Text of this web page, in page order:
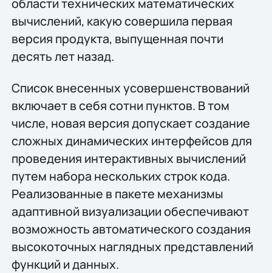
области технических математических
вычислений, какую совершила первая
версия продукта, выпущенная почти
десять лет назад.
Список внесенных усовершенствований
включает в себя сотни пунктов. В том
числе, новая версия допускает создание
сложных динамических интерфейсов для
проведения интерактивных вычислений
путем набора нескольких строк кода.
Реализованные в пакете механизмы
адаптивной визуализации обеспечивают
возможность автоматического создания
высокоточных наглядных представлений
функций и данных.